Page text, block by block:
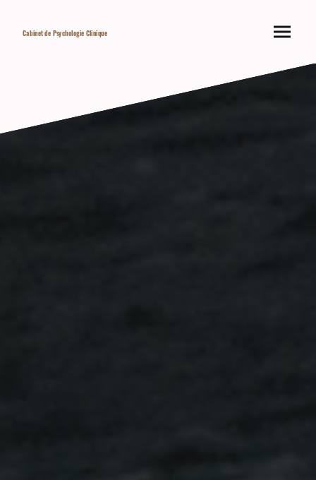
Cabinet de Psychologie Clinique